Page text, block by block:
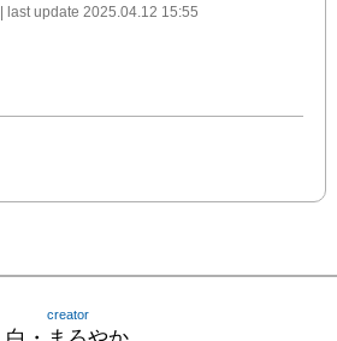
| last update 2025.04.12 15:55
creator